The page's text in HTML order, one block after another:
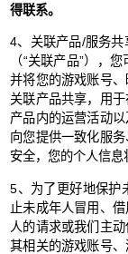
得联系。
4、关联产品/服务
（“关联产品”），
并将您的游戏账号
关联产品共享，用
产品内的运营活动
向您提供一致化服
安全，您的个人信息
5、为了更好地保护
止未成年人冒用、
人的请求或我们主
其相关的游戏账号